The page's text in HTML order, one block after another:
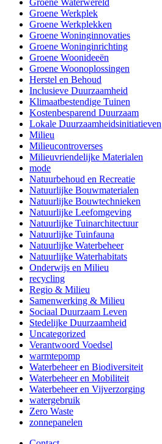
Groene Waterwereld
Groene Werkplek
Groene Werkplekken
Groene Woninginnovaties
Groene Woninginrichting
Groene Woonideeën
Groene Woonoplossingen
Herstel en Behoud
Inclusieve Duurzaamheid
Klimaatbestendige Tuinen
Kostenbesparend Duurzaam
Lokale Duurzaamheidsinitiatieven
Milieu
Milieucontroverses
Milieuvriendelijke Materialen
mode
Natuurbehoud en Recreatie
Natuurlijke Bouwmaterialen
Natuurlijke Bouwtechnieken
Natuurlijke Leefomgeving
Natuurlijke Tuinarchitectuur
Natuurlijke Tuinfauna
Natuurlijke Waterbeheer
Natuurlijke Waterhabitats
Onderwijs en Milieu
recycling
Regio & Milieu
Samenwerking & Milieu
Sociaal Duurzaam Leven
Stedelijke Duurzaamheid
Uncategorized
Verantwoord Voedsel
warmtepomp
Waterbeheer en Biodiversiteit
Waterbeheer en Mobiliteit
Waterbeheer en Vijverzorging
watergebruik
Zero Waste
zonnepanelen